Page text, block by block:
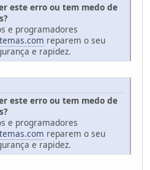
este erro ou tem medo de
e programadores
reparem o seu
e rapidez.
este erro ou tem medo de
e programadores
reparem o seu
e rapidez.